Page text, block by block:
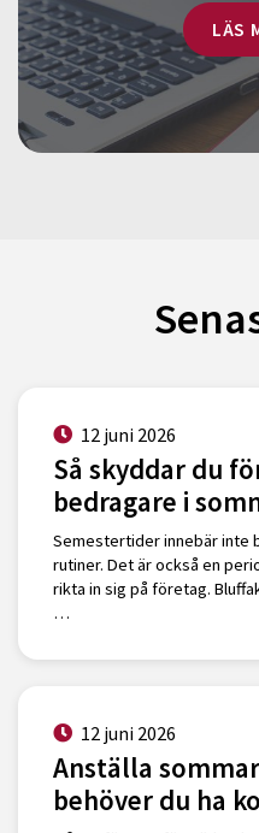
LÄS
12 juni 2026
Så skyddar du
bedragare i
Semestertider innebär inte
rutiner. Det är också en
rikta in sig på företag.
…
12 juni 2026
Anställa
behöver du ha